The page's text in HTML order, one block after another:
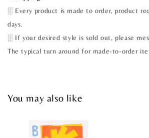
░ Every product is made to order, product
days.
░ If your desired style is sold out, please
The typical turn around for made-to-order
You may also like